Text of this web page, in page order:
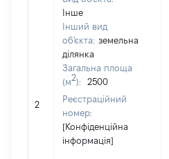
2
Інше
Інший вид
об'єкта: земельна
ділянка
Загальна площа
(м2):
2500
Реєстраційний
номер:
[Конфіденційна
інформація]